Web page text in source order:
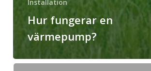
Installation
Hur fungerar en
värmepump?